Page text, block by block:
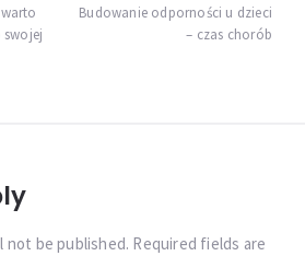
swojej
Budowanie odporności u dzieci
– czas chorób
not be published. Required fields are